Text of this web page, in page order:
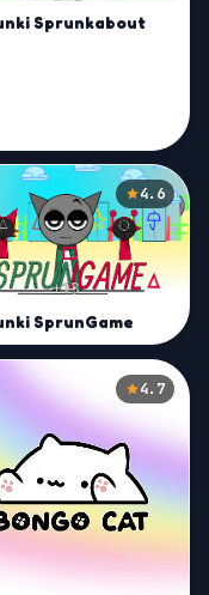
Sprunkabout
4.6
SprunGame
4.7